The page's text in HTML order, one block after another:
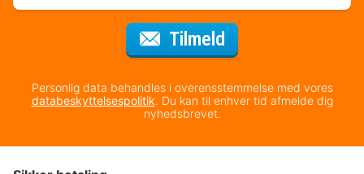
Tilmeld
Personlig data behandles i overensstemmelse med vores
databeskyttelsespolitik. Du kan til enhver tid afmelde dig
nyhedsbrevet.